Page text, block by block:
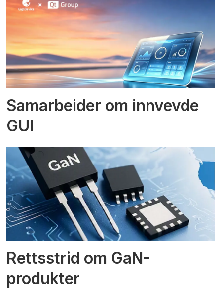
Samarbeider om innvevde
GUI
Rettsstrid om GaN-
produkter